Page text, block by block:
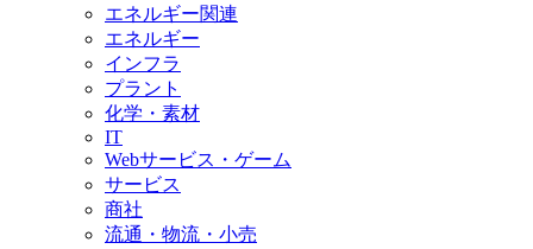
エネルギー関連
エネルギー
インフラ
プラント
化学・素材
IT
Webサービス・ゲーム
サービス
商社
流通・物流・小売